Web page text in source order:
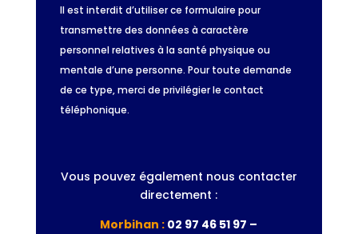
Il est interdit d’utiliser ce formulaire pour
transmettre des données à caractère
personnel relatives à la santé physique ou
mentale d’une personne. Pour toute demande
de ce type, merci de privilégier le contact
téléphonique.
Vous pouvez également nous contacter
directement :
Morbihan : 02 97 46 51 97 –